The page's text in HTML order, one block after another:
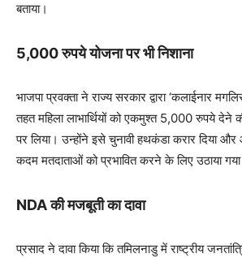
बताया।
5,000 रुपये योजना पर भी निशाना
भाजपा प्रवक्ता ने राज्य सरकार द्वारा ‘कलाईनार
तहत महिला लाभार्थियों को एकमुश्त 5,000 रुपये देने
पर लिया। उन्होंने इसे चुनावी हथकंडा करार दिया और
कदम मतदाताओं को प्रभावित करने के लिए उठाया
NDA की मजबूती का दावा
प्रसाद ने दावा किया कि तमिलनाडु में राष्ट्रीय